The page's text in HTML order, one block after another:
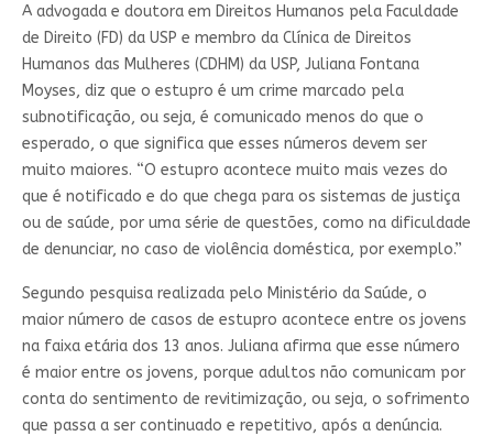
A advogada e doutora em Direitos Humanos pela Faculdade
de Direito (FD) da USP e membro da Clínica de Direitos
Humanos das Mulheres (CDHM) da USP, Juliana Fontana
Moyses, diz que o estupro é um crime marcado pela
subnotificação, ou seja, é comunicado menos do que o
esperado, o que significa que esses números devem ser
muito maiores. “O estupro acontece muito mais vezes do
que é notificado e do que chega para os sistemas de justiça
ou de saúde, por uma série de questões, como na dificuldade
de denunciar, no caso de violência doméstica, por exemplo.”
Segundo pesquisa realizada pelo Ministério da Saúde, o
maior número de casos de estupro acontece entre os jovens
na faixa etária dos 13 anos. Juliana afirma que esse número
é maior entre os jovens, porque adultos não comunicam por
conta do sentimento de revitimização, ou seja, o sofrimento
que passa a ser continuado e repetitivo, após a denúncia.